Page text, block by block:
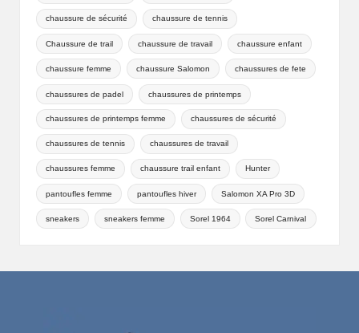
chaussure de sécurité chaussure de tennis
Chaussure de trail chaussure de travail chaussure enfant
chaussure femme chaussure Salomon chaussures de fete
chaussures de padel chaussures de printemps
chaussures de printemps femme chaussures de sécurité
chaussures de tennis chaussures de travail
chaussures femme chaussure trail enfant Hunter
pantoufles femme pantoufles hiver Salomon XA Pro 3D
sneakers sneakers femme Sorel 1964 Sorel Carnival